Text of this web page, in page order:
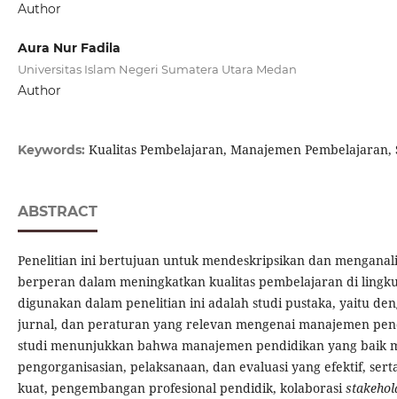
Author
Aura Nur Fadila
Universitas Islam Negeri Sumatera Utara Medan
Author
Keywords: Kualitas Pembelajaran, Manajemen
ABSTRACT
Penelitian ini bertujuan untuk mendeskripsikan dan
berperan dalam meningkatkan kualitas pembelajaran di
digunakan dalam penelitian ini adalah studi pustaka, yaitu
jurnal, dan peraturan yang relevan mengenai manajemen
studi menunjukkan bahwa manajemen pendidikan yang baik
pengorganisasian, pelaksanaan, dan evaluasi yang efektif,
kuat, pengembangan profesional pendidik, kolaborasi